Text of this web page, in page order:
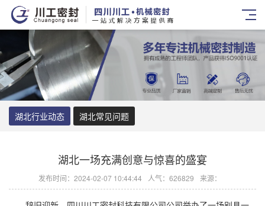
湖北行业动态 湖北常见问题
湖北一场充满创意与惊喜的盛宴
发布时间：2024-02-07 10:44:44 人气：626829 来源：